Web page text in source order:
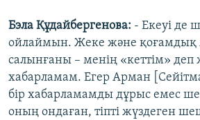
Бэла Құдайбергенова: - Екеуі де
ойлаймын. Жеке және қоғамдық
салынғаны – менің «кеттім» деп
хабарламам. Егер Арман
бір хабарламамды дұрыс емес
оның ондаған, тіпті жүздеген